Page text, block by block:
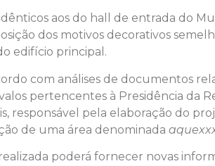
aos do hall de entrada do
dos motivos decorativos
edifício principal.
com análises de documentos
pertencentes à Presidência da
responsável pela elaboração do
de uma área denominada
poderá fornecer novas